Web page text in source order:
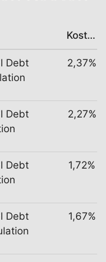
Kosten
Debt
2,37%
Debt
2,27%
Debt
1,72%
Debt
1,67%